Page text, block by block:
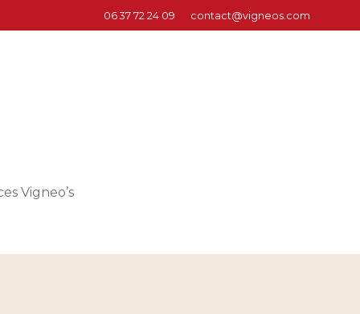
06 37 72 24 09 contact@vigneos.com
Vigneo’s